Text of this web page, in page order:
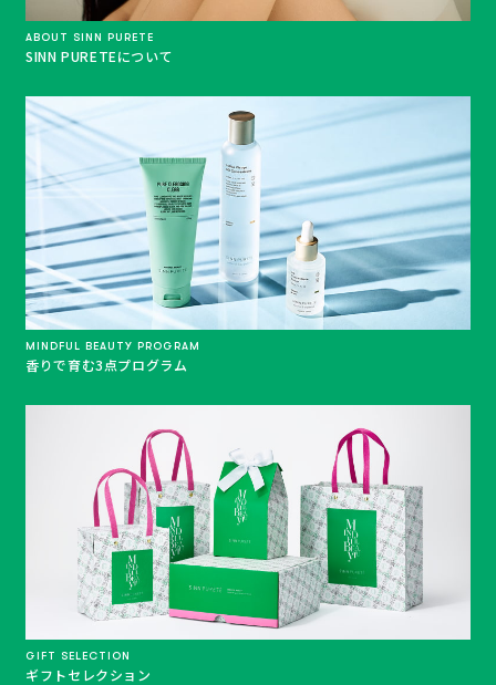
ABOUT SINN PURETE
SINN PURETEについて
MINDFUL BEAUTY PROGRAM
香りで育む3点プログラム
GIFT SELECTION
ギフトセレクション